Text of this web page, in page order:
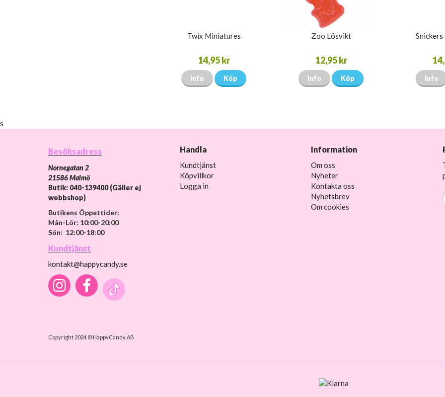
Twix Miniatures
14,95 kr
Info Köp
Zoo Lösvikt
12,95 kr
Info Köp Info
s
Besöksadress
Nornegatan 2
21586 Malmö
Butik: 040-139400 (Gäller ej
webbshop)
Butikens Öppettider:
Mån-Lör: 10:00-20:00
Sön: 12:00-18:00
Kundtjänst
kontakt@happycandy.se
Copyright 2024 © HappyCandy AB
Handla
Kundtjänst
Köpvillkor
Logga in
Information
Om oss
Nyheter
Kontakta oss
Nyhetsbrev
Om cookies